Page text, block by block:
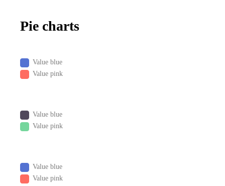
Pie charts
Value blue
Value pink
Value blue
Value pink
Value blue
Value pink